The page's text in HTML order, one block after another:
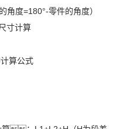
度=180°-零件的角度）
寸计算